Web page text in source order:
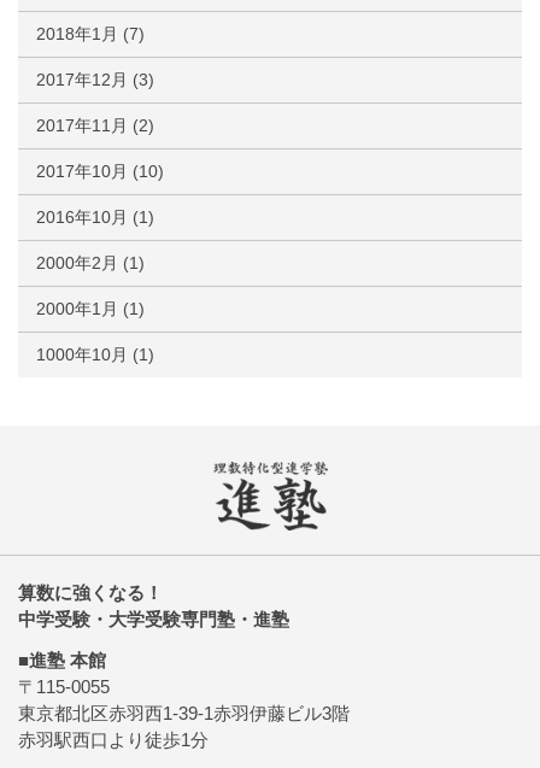
2018年1月 (7)
2017年12月 (3)
2017年11月 (2)
2017年10月 (10)
2016年10月 (1)
2000年2月 (1)
2000年1月 (1)
1000年10月 (1)
算数に強くなる！
中学受験・大学受験専門塾・進塾
■進塾 本館
〒115-0055
東京都北区赤羽西1-39-1赤羽伊藤ビル3階
赤羽駅西口より徒歩1分